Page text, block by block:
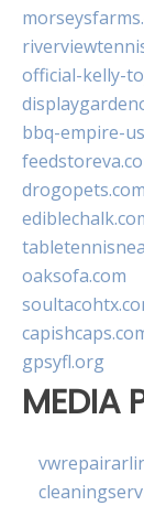
official-kelly-
bbq-empire-
drogopets.com
oaksofa.com
gpsyfl.org
MEDIA